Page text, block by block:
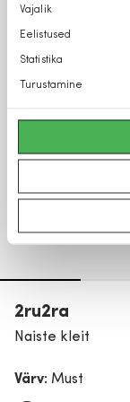
Nõusoleku
valik
Vajalik
Eelistused
Statistika
Turustamine
2ru2ra
Naiste kleit
Värv: Must